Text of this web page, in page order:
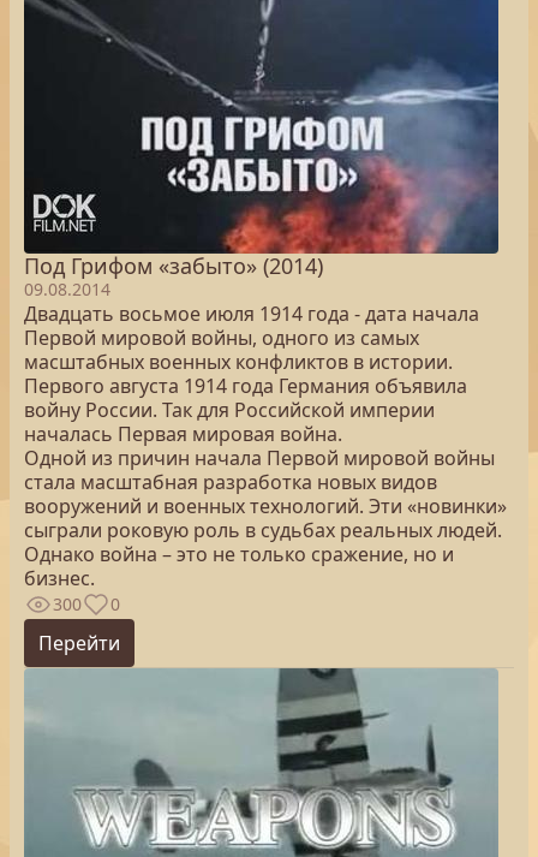
Под Грифом «забыто» (2014)
09.08.2014
Двадцать восьмое июля 1914 года - дата начала
Первой мировой войны, одного из самых
масштабных военных конфликтов в истории.
Первого августа 1914 года Германия объявила
войну России. Так для Российской империи
началась Первая мировая война.
Одной из причин начала Первой мировой войны
стала масштабная разработка новых видов
вооружений и военных технологий. Эти «новинки»
сыграли роковую роль в судьбах реальных людей.
Однако война – это не только сражение, но и
бизнес.
300 0
Перейти